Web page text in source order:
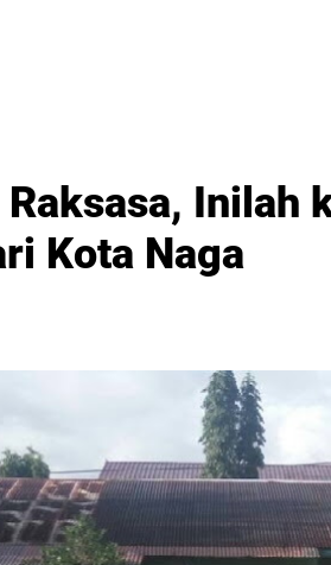
Inilah
Kota Naga